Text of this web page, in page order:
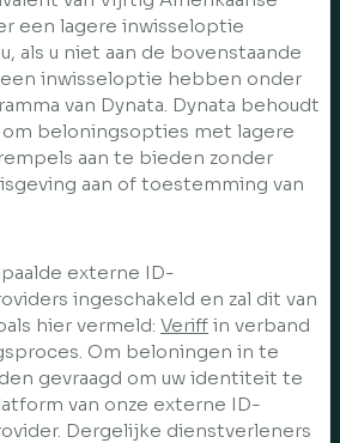
een lagere inwisseloptie
als u niet aan de bovenstaande
inwisseloptie hebben onder
van Dynata. Dynata behoudt
beloningsopties met lagere
aan te bieden zonder
aan of toestemming van
externe ID-
ingeschakeld en zal dit van
hier vermeld: Veriff in verband
Om beloningen in te
gevraagd om uw identiteit te
van onze externe ID-
Dergelijke dienstverleners